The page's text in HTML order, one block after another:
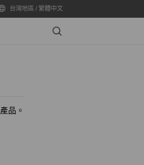
台灣地區 / 繁體中文
Search
品。